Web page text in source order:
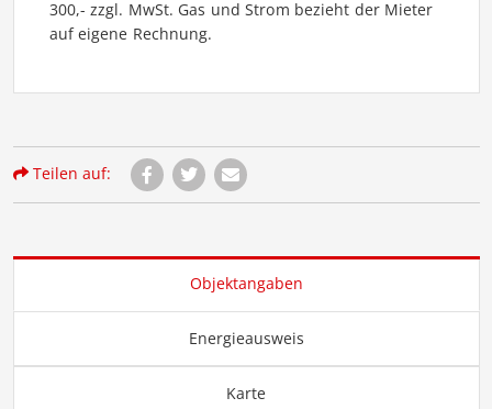
300,- zzgl. MwSt. Gas und Strom bezieht der Mieter
auf eigene Rechnung.
Teilen auf:
Objektangaben
Energieausweis
Karte